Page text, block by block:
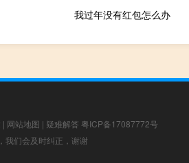
我过年没有红包怎么办
| 网站地图 | 疑难解答 粤ICP备17087772号
我们会及时纠正，谢谢